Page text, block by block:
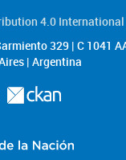
4.0
329 | C 1041
| Argentina